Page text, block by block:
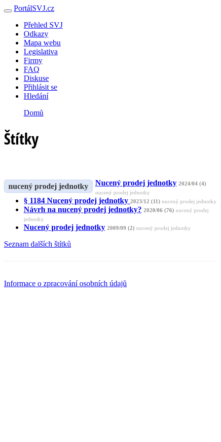
PortálSVJ.cz
Přehled SVJ
Odkazy
Mapa webu
Legislativa
Firmy
FAQ
Diskuse
Přihlásit se
Hledání
Domů
Štítky
nucený prodej jednotky Nucený prodej jednotky 2024/04 (4)
nucený prodej jednotky
§ 1184 Nucený prodej jednotky 2023/12 (11) nucený prodej jednotky
Návrh na nucený prodej jednotky? 2020/06 (76) nucený prodej
jednotky
Nucený prodej jednotky 2009/09 (2) nucený prodej jednotky
Seznam dalších štítků
Informace o zpracování osobních údajů